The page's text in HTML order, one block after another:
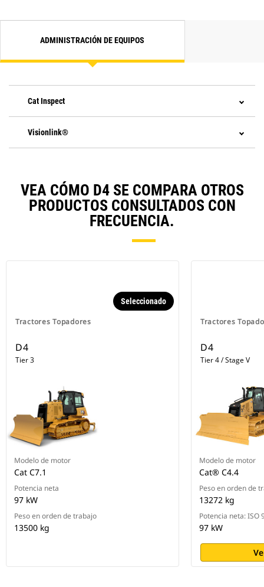
ADMINISTRACIÓN DE EQUIPOS
Cat Inspect
Visionlink®
VEA CÓMO D4 SE COMPARA OTROS
PRODUCTOS CONSULTADOS CON
FRECUENCIA.
Tractores Topadores
Seleccionado
D4
Tier 3
Modelo de motor
Cat C7.1
Potencia neta
97 kW
Peso en orden de trabajo
13500 kg
Tractores
D4
Tier 4 / Stage V
Modelo de motor
Cat® C4.4
Peso en orden de
13272 kg
Potencia neta: ISO
97 kW